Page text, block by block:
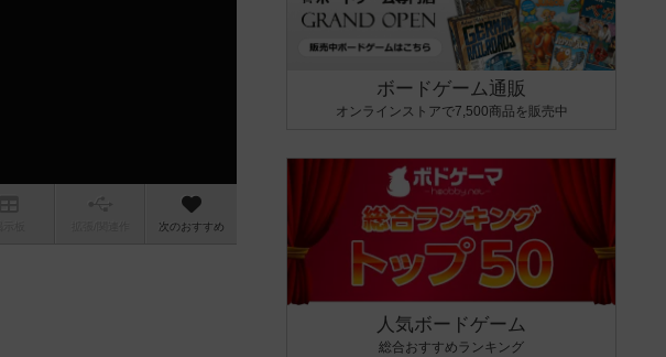
次のおすすめ
ボードゲーム通販
オンラインストアで7,500商品を販売中
人気ボードゲーム
総合おすすめランキング